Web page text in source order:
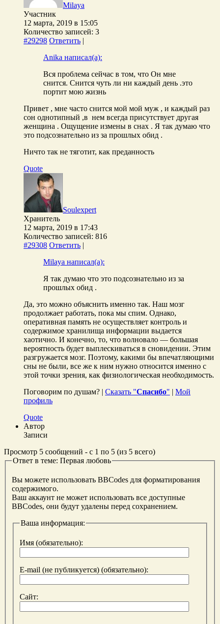
Milaya
Участник
12 марта, 2019 в 15:05
Количество записей: 3
#29298 Ответить |
Anika написал(а):
Вся проблема сейчас в том, что Он мне
снится. Снится чуть ли ни каждый день .это
портит мою жизнь
Привет , мне часто снится мой мой муж , и каждый раз
сон однотипный ,в нем всегда присутствует другая
женщина . Ощущение измены в снах . Я так думаю что
это подсознательно из за прошлых обид .
Ничто так не тяготит, как преданность
Quote
Soulexpert
Хранитель
12 марта, 2019 в 17:43
Количество записей: 816
#29308 Ответить |
Milaya написал(а):
Я так думаю что это подсознательно из за
прошлых обид .
Да, это можно объяснить именно так. Наш мозг
продолжает работать, пока мы спим. Однако,
оперативная память не осуществляет контроль и
содержимое хранилища информации выдается
хаотично. И конечно, то, что волновало — большая
вероятность будет выплескиваться в сновидении. Этим
разгружается мозг. Поэтому, какими бы впечатляющими
сны не были, все же к ним нужно относится именно с
этой точки зрения, как физиологическая необходимость.
Поговорим по душам? | Сказать "Спасибо" | Мой
профиль
Quote
Автор
Записи
Просмотр 5 сообщений - с 1 по 5 (из 5 всего)
Ответ в теме: Первая любовь
Вы можете использовать BBCodes для форматирования
содержимого.
Ваш аккаунт не может использовать все доступные
BBCodes, они будут удалены перед сохранением.
Ваша информация:
Имя (обязательно):
E-mail (не публикуется) (обязательно):
Сайт: